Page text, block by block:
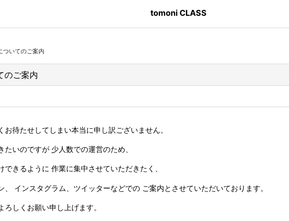
tomoni CLASS
ついてのご案内
のご案内
待たせしてしまい本当に申し訳ございません。
いのですが 少人数での運営のため、
きるように 作業に集中させていただきたく、
インスタグラム、ツイッターなどでの ご案内とさせていただいております。
しくお願い申し上げます。